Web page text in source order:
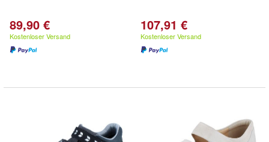
89,90 €
Kostenloser Versand
107,91 €
Kostenloser Versand